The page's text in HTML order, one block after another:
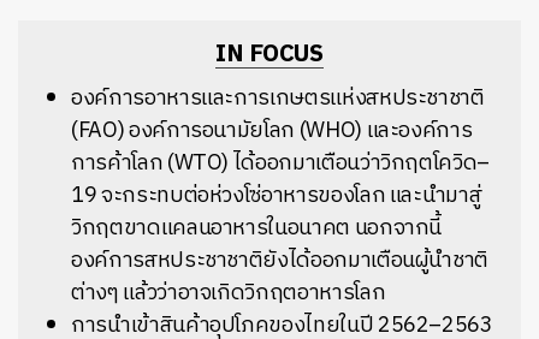
IN FOCUS
องค์การอาหารและการเกษตรแห่งสหประชาชาติ
(FAO) องค์การอนามัยโลก (WHO) และองค์การ
การค้าโลก (WTO) ได้ออกมาเตือนว่าวิกฤตโควิด–
19 จะกระทบต่อห่วงโซ่อาหารของโลก และนำมาสู่
วิกฤตขาดแคลนอาหารในอนาคต นอกจากนี้
องค์การสหประชาชาติยังได้ออกมาเตือนผู้นำชาติ
ต่างๆ แล้วว่าอาจเกิดวิกฤตอาหารโลก
การนำเข้าสินค้าอุปโภคของไทยในปี 2562–2563